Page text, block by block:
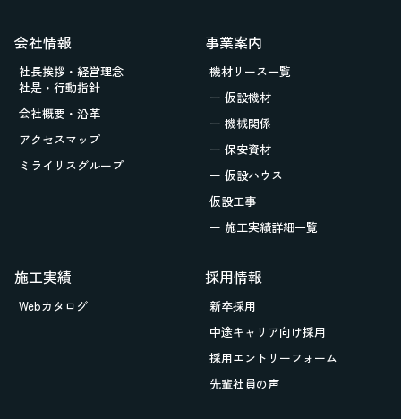
会社情報
社長挨拶・経営理念
社是・行動指針
会社概要・沿革
アクセスマップ
ミライリスグループ
事業案内
機材リース一覧
ー 仮設機材
ー 機械関係
ー 保安資材
ー 仮設ハウス
仮設工事
ー 施工実績詳細一覧
施工実績
Webカタログ
採用情報
新卒採用
中途キャリア向け採用
採用エントリーフォーム
先輩社員の声